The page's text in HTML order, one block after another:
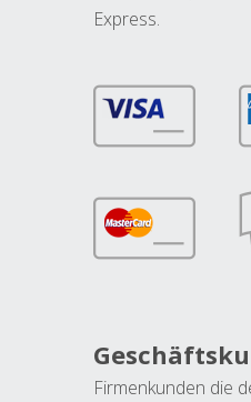
Express.
Firmenkunden die